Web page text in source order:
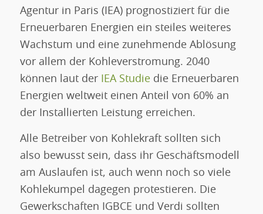
Agentur in Paris (IEA) prognostiziert für die
Erneuerbaren Energien ein steiles weiteres
Wachstum und eine zunehmende Ablösung
vor allem der Kohleverstromung. 2040
können laut der
IEA Studiedie Erneuerbaren
Energien weltweit einen Anteil von 60% an
der Installierten Leistung erreichen.
Alle Betreiber von Kohlekraft sollten sich
also bewusst sein, dass ihr Geschäftsmodell
am Auslaufen ist, auch wenn noch so viele
Kohlekumpel dagegen protestieren. Die
Gewerkschaften IGBCE und Verdi sollten